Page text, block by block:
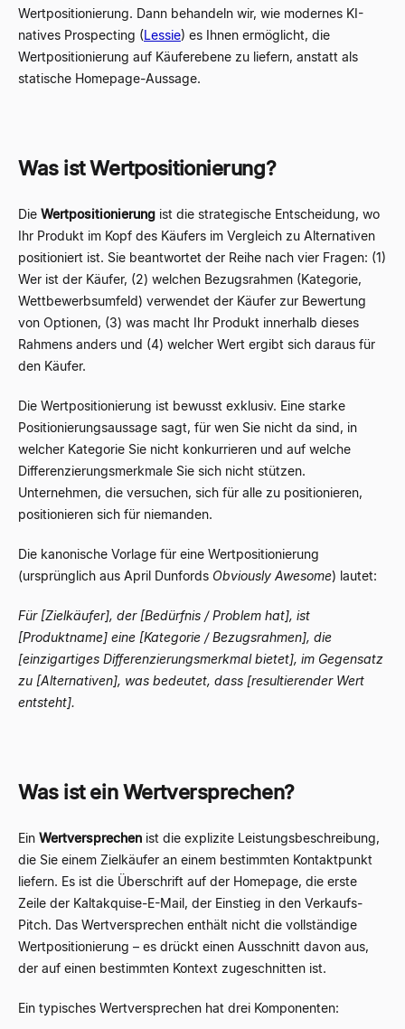
Wertpositionierung. Dann behandeln wir, wie modernes KI-
natives Prospecting (Lessie) es Ihnen ermöglicht, die
Wertpositionierung auf Käuferebene zu liefern, anstatt als
statische Homepage-Aussage.
Was ist Wertpositionierung?
Die Wertpositionierung ist die strategische Entscheidung, wo
Ihr Produkt im Kopf des Käufers im Vergleich zu Alternativen
positioniert ist. Sie beantwortet der Reihe nach vier Fragen: (1)
Wer ist der Käufer, (2) welchen Bezugsrahmen (Kategorie,
Wettbewerbsumfeld) verwendet der Käufer zur Bewertung
von Optionen, (3) was macht Ihr Produkt innerhalb dieses
Rahmens anders und (4) welcher Wert ergibt sich daraus für
den Käufer.
Die Wertpositionierung ist bewusst exklusiv. Eine starke
Positionierungsaussage sagt, für wen Sie nicht da sind, in
welcher Kategorie Sie nicht konkurrieren und auf welche
Differenzierungsmerkmale Sie sich nicht stützen.
Unternehmen, die versuchen, sich für alle zu positionieren,
positionieren sich für niemanden.
Die kanonische Vorlage für eine Wertpositionierung
(ursprünglich aus April Dunfords Obviously Awesome) lautet:
Für [Zielkäufer], der [Bedürfnis / Problem hat], ist
[Produktname] eine [Kategorie / Bezugsrahmen], die
[einzigartiges Differenzierungsmerkmal bietet], im Gegensatz
zu [Alternativen], was bedeutet, dass [resultierender Wert
entsteht].
Was ist ein Wertversprechen?
Ein Wertversprechen ist die explizite Leistungsbeschreibung,
die Sie einem Zielkäufer an einem bestimmten Kontaktpunkt
liefern. Es ist die Überschrift auf der Homepage, die erste
Zeile der Kaltakquise-E-Mail, der Einstieg in den Verkaufs-
Pitch. Das Wertversprechen enthält nicht die vollständige
Wertpositionierung – es drückt einen Ausschnitt davon aus,
der auf einen bestimmten Kontext zugeschnitten ist.
Ein typisches Wertversprechen hat drei Komponenten: